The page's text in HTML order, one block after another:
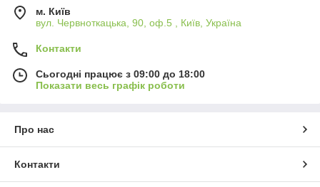
м. Київ
вул. Червноткацька, 90, оф.5 , Київ, Україна
Контакти
Сьогодні працює з 09:00 до 18:00
Показати весь графік роботи
Про нас
Контакти